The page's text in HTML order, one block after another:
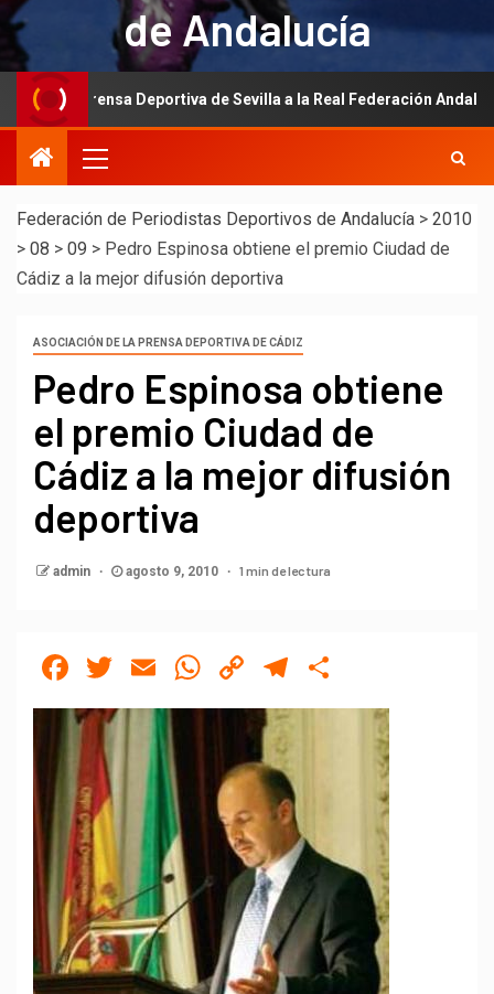
de Andalucía
Deportiva de Sevilla a la Real Federación Andaluza de
Federación de Periodistas Deportivos de Andalucía > 2010
> 08 > 09 > Pedro Espinosa obtiene el premio Ciudad de
Cádiz a la mejor difusión deportiva
ASOCIACIÓN DE LA PRENSA DEPORTIVA DE CÁDIZ
Pedro Espinosa obtiene
el premio Ciudad de
Cádiz a la mejor difusión
deportiva
admin agosto 9, 2010 1 min de lectura
Facebook
Twitter
EmailWhatsApp
Copy
Link
Telegram